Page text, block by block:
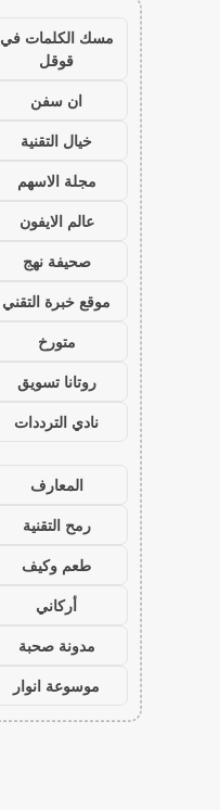
مسك الكلمات في
قوقل
ان سفن
خيال التقنية
مجلة الاسهم
عالم الايفون
صحيفة نهج
موقع خبرة التقني
متورخ
روتانا تسويق
نادي الترددات
المعارف
رمح التقنية
طعم وكيف
أركاني
مدونة صحبة
موسوعة انوار